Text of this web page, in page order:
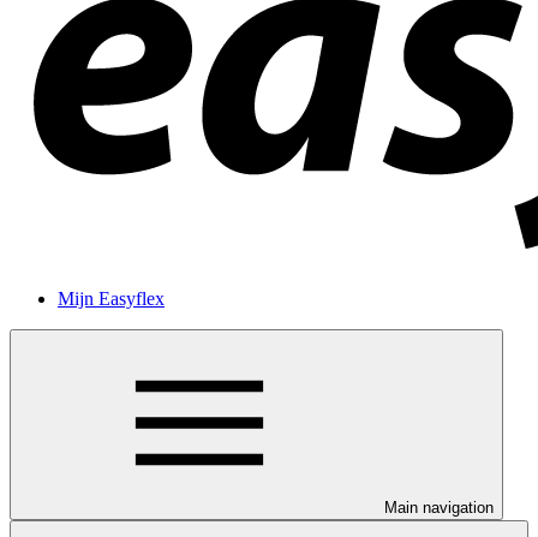
Mijn Easyflex
Main navigation